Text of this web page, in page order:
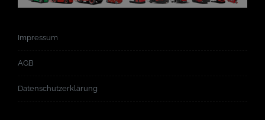
Impressum
AGB
Datenschutzerklärung